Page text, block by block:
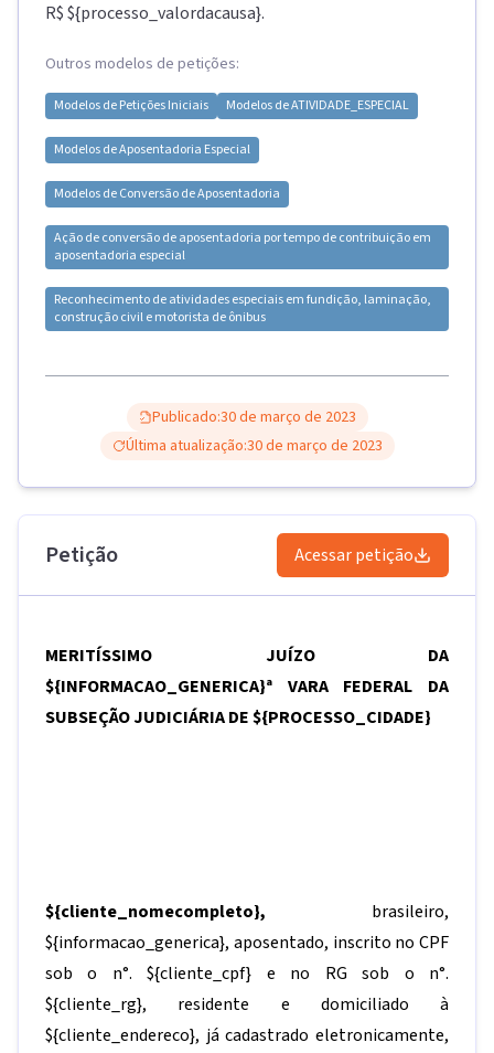
R$ ${processo_valordacausa}.
Outros modelos de petições:
Modelos dePetições Iniciais Modelos deATIVIDADE_ESPECIAL
Modelos deAposentadoria Especial
Modelos deConversão de Aposentadoria
Ação de conversão de aposentadoria por tempo de contribuição em
aposentadoria especial
Reconhecimento de atividades especiais em fundição, laminação,
construção civil e motorista de ônibus
Publicado:30 de março de 2023
Última atualização:30 de março de 2023
Petição Acessar petição
MERITÍSSIMO JUÍZO DA
${INFORMACAO_GENERICA}ª VARA FEDERAL DA
SUBSEÇÃO JUDICIÁRIA DE${PROCESSO_CIDADE}
${cliente_nomecompleto}, brasileiro,
${informacao_generica}, aposentado, inscrito no CPF
sob o n°.${cliente_cpf} e no RG sob o n°.
${cliente_rg}, residente e domiciliado à
${cliente_endereco}, já cadastrado eletronicamente,